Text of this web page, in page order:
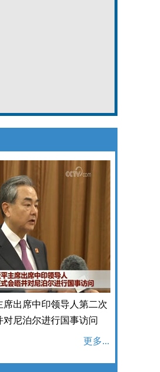
席出席中印领导人第二次
对尼泊尔进行国事访问
更多...